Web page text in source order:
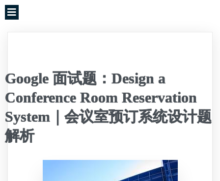
Google 面试题：Design a
Conference Room Reservation
System｜会议室预订系统设计题
解析